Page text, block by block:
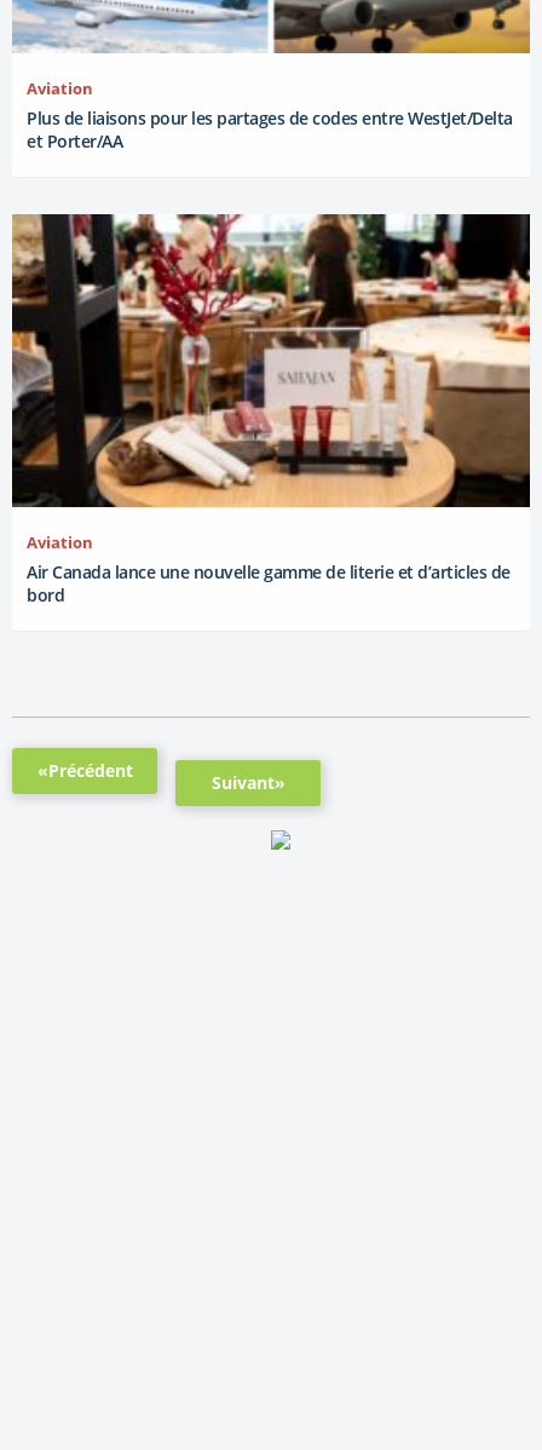
Aviation
Plus de liaisons pour les partages de codes entre WestJet/Delta
et Porter/AA
Aviation
Air Canada lance une nouvelle gamme de literie et d’articles de
bord
«Précédent
Suivant»